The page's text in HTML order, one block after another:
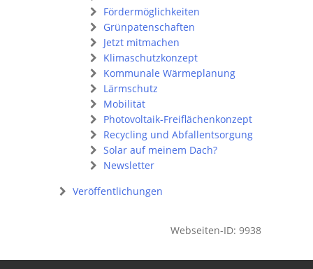
Fördermöglichkeiten
Grünpatenschaften
Jetzt mitmachen
Klimaschutzkonzept
Kommunale Wärmeplanung
Lärmschutz
Mobilität
Photovoltaik-Freiflächenkonzept
Recycling und Abfallentsorgung
Solar auf meinem Dach?
Newsletter
Veröffentlichungen
Webseiten-ID: 9938